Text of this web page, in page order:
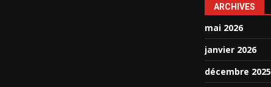
ARCHIVES
mai 2026
janvier 2026
décembre 2025